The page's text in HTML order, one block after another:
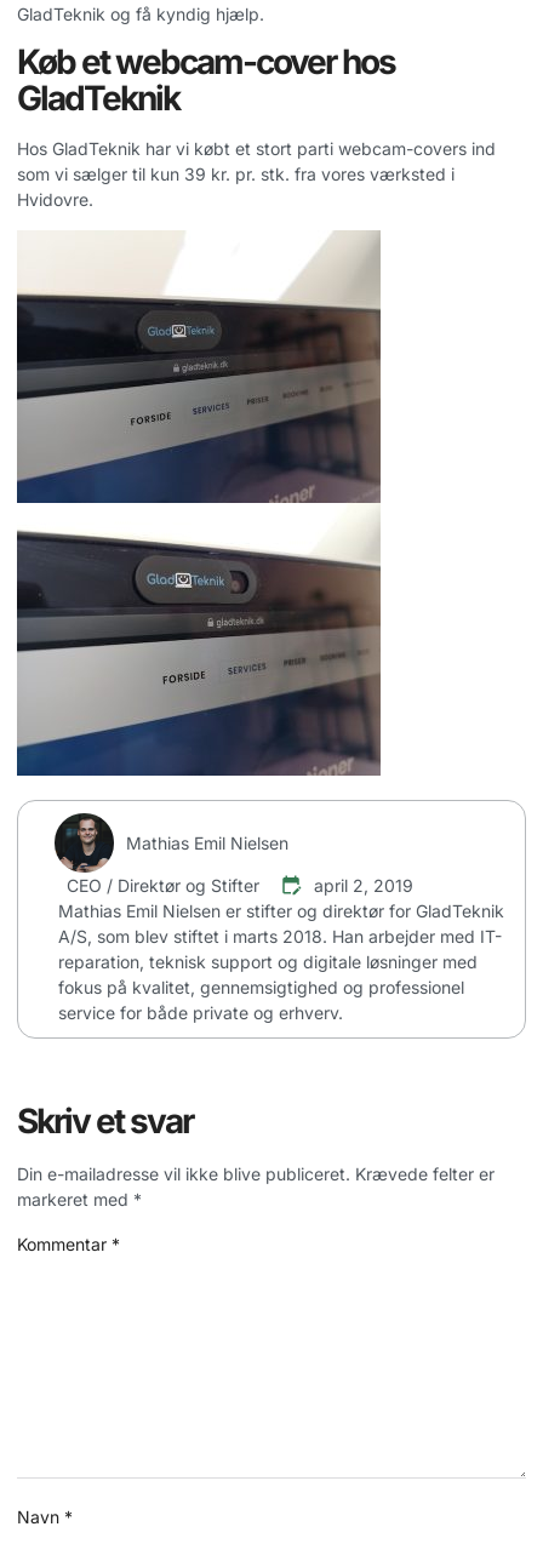
GladTeknik og få kyndig hjælp.
Køb et webcam-cover hos
GladTeknik
Hos GladTeknik har vi købt et stort parti webcam-covers ind
som vi sælger til kun 39 kr. pr. stk. fra vores værksted i
Hvidovre.
Mathias Emil Nielsen
CEO / Direktør og Stifter
april 2, 2019
Mathias Emil Nielsen er stifter og direktør for GladTeknik
A/S, som blev stiftet i marts 2018. Han arbejder med IT-
reparation, teknisk support og digitale løsninger med
fokus på kvalitet, gennemsigtighed og professionel
service for både private og erhverv.
Skriv et svar
Din e-mailadresse vil ikke blive publiceret. Krævede felter er
markeret med *
Kommentar *
Navn *